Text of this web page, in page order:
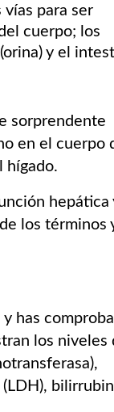
para ser
cuerpo; los
y el
sorprendente
en el cuerpo
hígado.
hepática
los términos
has
los niveles